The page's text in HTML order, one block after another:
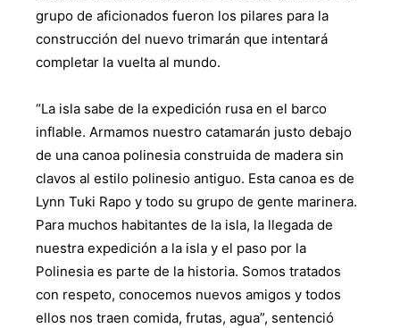
grupo de aficionados fueron los pilares para la
construcción del nuevo trimarán que intentará
completar la vuelta al mundo.
“La isla sabe de la expedición rusa en el barco
inflable. Armamos nuestro catamarán justo debajo
de una canoa polinesia construida de madera sin
clavos al estilo polinesio antiguo. Esta canoa es de
Lynn Tuki Rapo y todo su grupo de gente marinera.
Para muchos habitantes de la isla, la llegada de
nuestra expedición a la isla y el paso por la
Polinesia es parte de la historia. Somos tratados
con respeto, conocemos nuevos amigos y todos
ellos nos traen comida, frutas, agua”, sentenció